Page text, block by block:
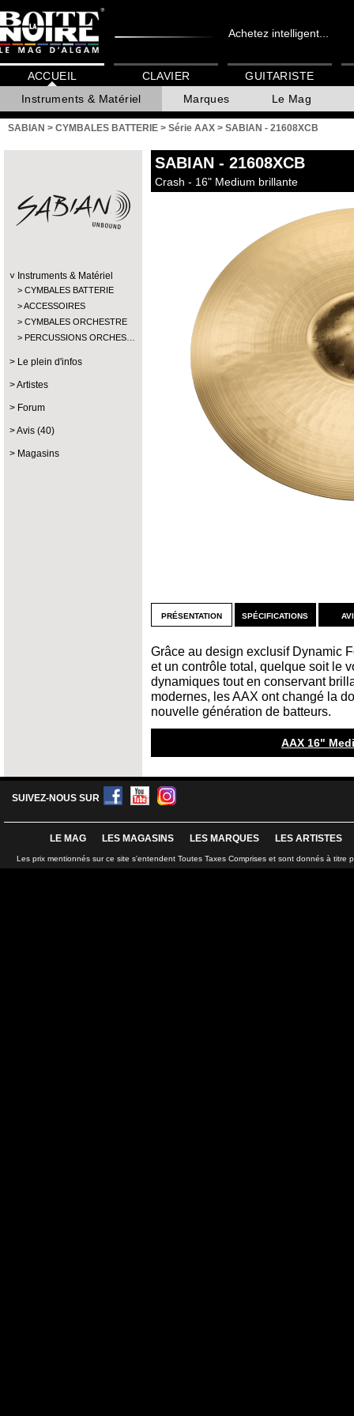
Achetez intelligent...
ACCUEIL
Instruments & Matériel
Marques Le Mag
CLAVIER GUITARISTE
SABIAN > CYMBALES BATTERIE > Série AAX > SABIAN - 21608XCB
Instruments & Matériel
CYMBALES BATTERIE
ACCESSOIRES
CYMBALES ORCHESTRE
PERCUSSIONS ORCHES…
Le plein d'infos
Artistes
Forum
Avis (40)
Magasins
SABIAN - 21608XCB
Crash - 16" Medium brillante
présentation
Grâce au design exclusif Dynamic
et un contrôle total, quelque soit le
dynamiques tout en conservant
modernes, les AAX ont changé la
nouvelle génération de batteurs.
spécifications
AAX 16"
SUIVEZ-NOUS SUR
LE MAG LES MAGASINS LES MARQUES LES ARTISTES
Les prix mentionnés sur ce site s'entendent Toutes Taxes Comprises et sont donnés à